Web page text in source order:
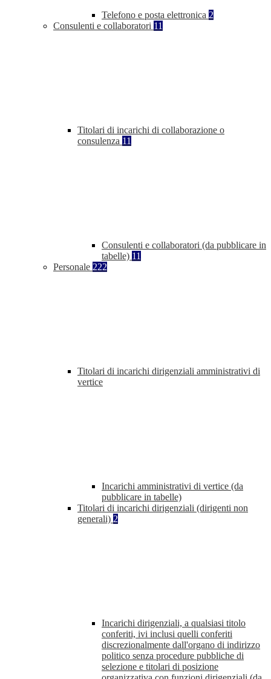
Telefono e posta elettronica 2
Consulenti e collaboratori 11
Titolari di incarichi di collaborazione o
consulenza 11
Consulenti e collaboratori (da pubblicare in
tabelle) 11
Personale 222
Titolari di incarichi dirigenziali amministrativi di
vertice
Incarichi amministrativi di vertice (da
pubblicare in tabelle)
Titolari di incarichi dirigenziali (dirigenti non
generali) 2
Incarichi dirigenziali, a qualsiasi titolo
conferiti, ivi inclusi quelli conferiti
discrezionalmente dall'organo di indirizzo
politico senza procedure pubbliche di
selezione e titolari di posizione